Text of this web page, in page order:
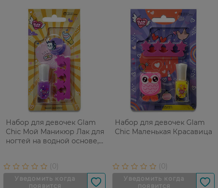
Набор для девочек Glam
Chic Мой Маникюр Лак для
ногтей на водной основе,
Набор для девочек Glam
Chic Маленькая Красавица